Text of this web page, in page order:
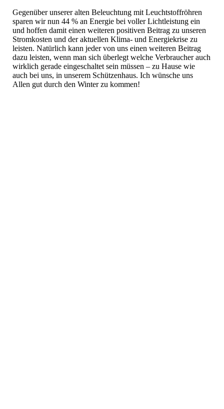
Gegenüber unserer alten Beleuchtung mit Leuchtstoffröhren
sparen wir nun 44 % an Energie bei voller Lichtleistung ein
und hoffen damit einen weiteren positiven Beitrag zu unseren
Stromkosten und der aktuellen Klima- und Energiekrise zu
leisten. Natürlich kann jeder von uns einen weiteren Beitrag
dazu leisten, wenn man sich überlegt welche Verbraucher auch
wirklich gerade eingeschaltet sein müssen – zu Hause wie
auch bei uns, in unserem Schützenhaus. Ich wünsche uns
Allen gut durch den Winter zu kommen!